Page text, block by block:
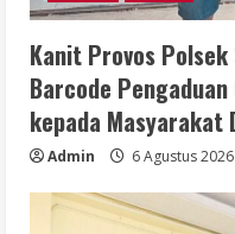
Kanit Provos
Barcode
kepada Masyarakat
Admin 6 Agustus 2026